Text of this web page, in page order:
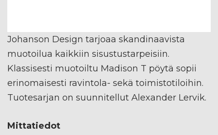
Johanson Design tarjoaa skandinaavista
muotoilua kaikkiin sisustustarpeisiin.
Klassisesti muotoiltu Madison T pöytä sopii
erinomaisesti ravintola- sekä toimistotiloihin.
Tuotesarjan on suunnitellut Alexander Lervik.
Mittatiedot